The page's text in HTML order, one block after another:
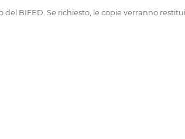
BIFED. Se richiesto, le copie verranno